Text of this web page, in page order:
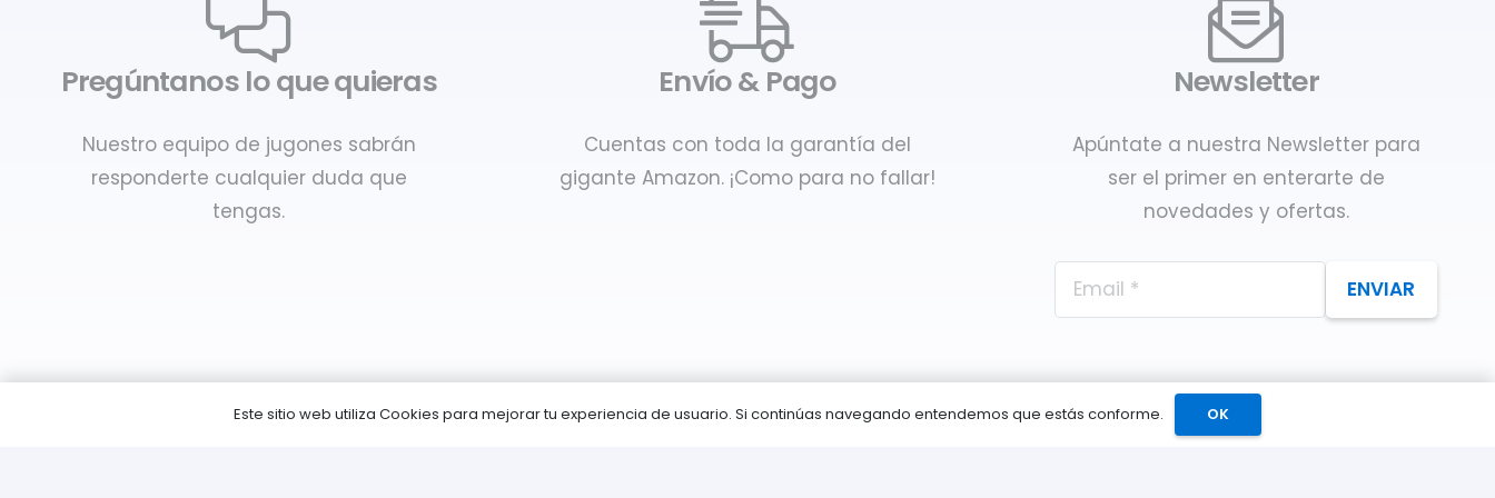
Pregúntanos lo que quieras
Nuestro equipo de jugones sabrán
responderte cualquier duda que
tengas.
Envío & Pago
Cuentas con toda la garantía del
gigante Amazon. ¡Como para no fallar!
Newsletter
Apúntate a nuestra Newsletter para
ser el primer en enterarte de
novedades y ofertas.
ENVIAR
Este sitio web utiliza Cookies para mejorar tu experiencia de usuario. Si continúas navegando entendemos que estás conforme. OK